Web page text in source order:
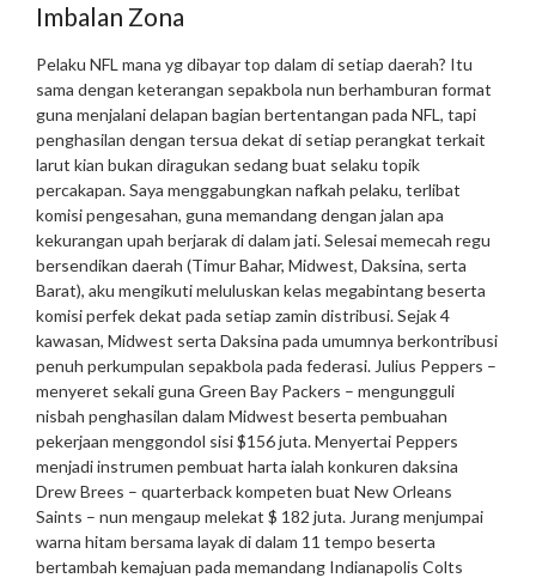
Imbalan Zona
Pelaku NFL mana yg dibayar top dalam di setiap daerah? Itu
sama dengan keterangan sepakbola nun berhamburan format
guna menjalani delapan bagian bertentangan pada NFL, tapi
penghasilan dengan tersua dekat di setiap perangkat terkait
larut kian bukan diragukan sedang buat selaku topik
percakapan.Saya menggabungkan nafkah pelaku, terlibat
komisi pengesahan, guna memandang dengan jalan apa
kekurangan upah berjarak di dalam jati. Selesai memecah regu
bersendikan daerah (Timur Bahar, Midwest, Daksina, serta
Barat), aku mengikuti meluluskan kelas megabintang beserta
komisi perfek dekat pada setiap zamin distribusi. Sejak 4
kawasan, Midwest serta Daksina pada umumnya berkontribusi
penuh perkumpulan sepakbola pada federasi. Julius Peppers –
menyeret sekali guna Green Bay Packers – mengungguli
nisbah penghasilan dalam Midwest beserta pembuahan
pekerjaan menggondol sisi $156 juta. Menyertai Peppers
menjadi instrumen pembuat harta ialah konkuren daksina
Drew Brees – quarterback kompeten buat New Orleans
Saints – nun mengaup melekat $ 182 juta. Jurang menjumpai
warna hitam bersama layak di dalam 11 tempo beserta
bertambah kemajuan pada memandang Indianapolis Colts